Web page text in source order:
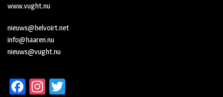
www.vught.nu
nieuws@helvoirt.net
info@haaren.nu
nieuws@vught.nu
Fa In